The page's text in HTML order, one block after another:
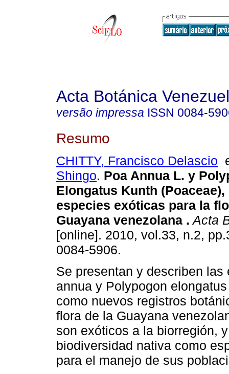
Acta Botánica
versão impressa ISSN 0084-
Resumo
CHITTY, Francisco Delascio
Shingo. Poa Annua L. y
Elongatus Kunth
especies exóticas para la
Guayana venezolana . Acta
[online]. 2010, vol.33, n.2,
0084-5906.
Se presentan y describen las
annua y Polypogon
como nuevos registros
flora de la Guayana
son exóticos a la biorregión,
biodiversidad nativa como
para el manejo de sus